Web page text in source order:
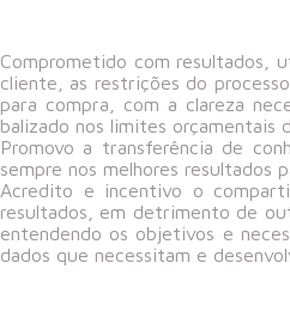
Comprometido com resultados,
cliente, as restrições do
para compra, com a clareza
balizado nos limites orçamentais
Promovo a transferência de
sempre nos melhores resultados
Acredito e incentivo o
resultados, em detrimento de
entendendo os objetivos e
dados que necessitam e